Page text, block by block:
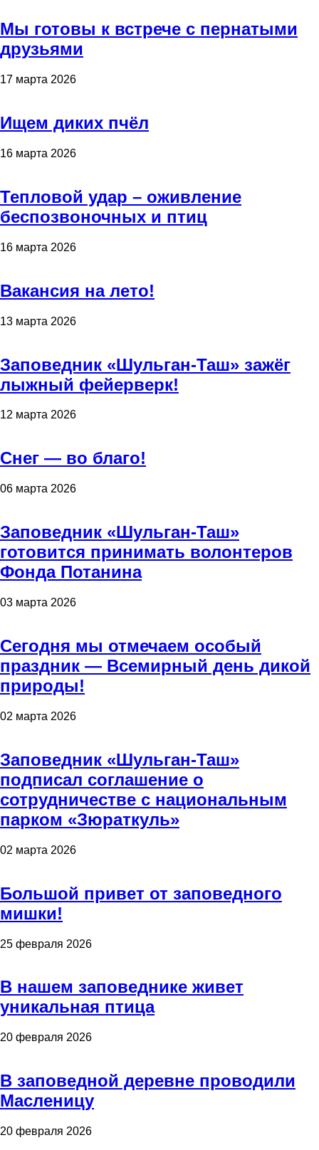
Мы готовы к встрече с пернатыми
друзьями
17 марта 2026
Ищем диких пчёл
16 марта 2026
Тепловой удар – оживление
беспозвоночных и птиц
16 марта 2026
Вакансия на лето!
13 марта 2026
Заповедник «Шульган-Таш» зажёг
лыжный фейерверк!
12 марта 2026
Снег — во благо!
06 марта 2026
Заповедник «Шульган-Таш»
готовится принимать волонтеров
Фонда Потанина
03 марта 2026
Сегодня мы отмечаем особый
праздник — Всемирный день дикой
природы!
02 марта 2026
Заповедник «Шульган-Таш»
подписал соглашение о
сотрудничестве с национальным
парком «Зюраткуль»
02 марта 2026
Большой привет от заповедного
мишки!
25 февраля 2026
В нашем заповеднике живет
уникальная птица
20 февраля 2026
В заповедной деревне проводили
Масленицу
20 февраля 2026